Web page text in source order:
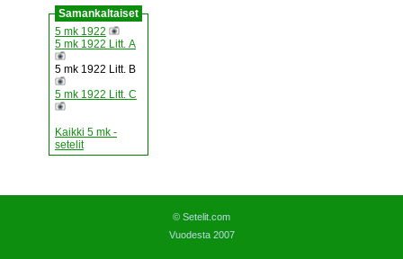
Samankaltaiset
5 mk 1922
5 mk 1922 Litt. A
5 mk 1922 Litt. B
5 mk 1922 Litt. C
Kaikki 5 mk -
setelit
© Setelit.com
Vuodesta 2007